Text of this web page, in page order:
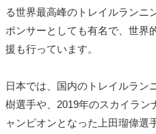
る世界最高峰のトレイルランニ
ポンサーとしても有名で、世界
援も行っています。
日本では、国内のトレイルラン
樹選手や、2019年のスカイラン
ャンピオンとなった上田瑠偉選